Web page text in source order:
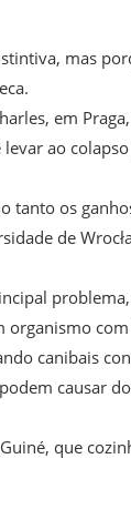
mas
em
ao
tanto os
de
canibais
causar
que